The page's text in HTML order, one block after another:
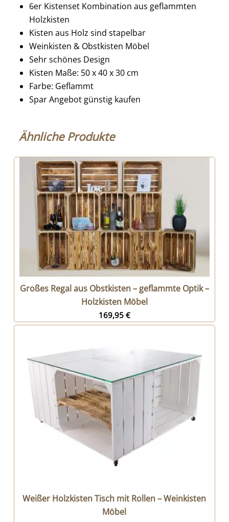
6er Kistenset Kombination aus geflammten
Holzkisten
Kisten aus Holz sind stapelbar
Weinkisten & Obstkisten Möbel
Sehr schönes Design
Kisten Maße: 50 x 40 x 30 cm
Farbe: Geflammt
Spar Angebot günstig kaufen
Ähnliche Produkte
Großes Regal aus Obstkisten – geflammte Optik –
Holzkisten Möbel
169,95 €
Weißer Holzkisten Tisch mit Rollen – Weinkisten
Möbel